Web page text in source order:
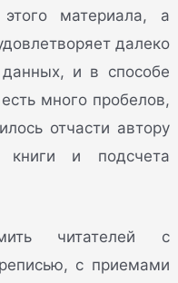
этого материала, а
далеко
и в способе
много пробелов,
отчасти автору
книги и подсчета
читателей с
с приемами